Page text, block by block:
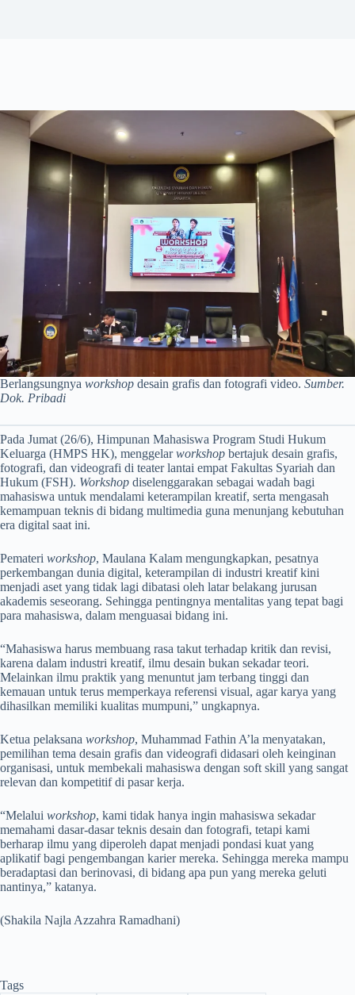
Berlangsungnya workshop desain grafis dan fotografi video. Sumber.
Dok. Pribadi
Pada Jumat (26/6), Himpunan Mahasiswa Program Studi Hukum
Keluarga (HMPS HK), menggelarworkshop bertajuk desain grafis,
fotografi, dan videografi di teater lantai empat Fakultas Syariah dan
Hukum (FSH). Workshop diselenggarakan sebagai wadah bagi
mahasiswa untuk mendalami keterampilan kreatif, serta mengasah
kemampuan teknis di bidang multimedia guna menunjang kebutuhan
era digital saat ini.
Pemateri workshop, Maulana Kalam mengungkapkan, pesatnya
perkembangan dunia digital, keterampilan di industri kreatif kini
menjadi aset yang tidak lagi dibatasi oleh latar belakang jurusan
akademis seseorang. Sehingga pentingnya mentalitas yang tepat bagi
para mahasiswa, dalam menguasai bidang ini.
“Mahasiswa harus membuang rasa takut terhadap kritik dan revisi,
karena dalam industri kreatif, ilmu desain bukan sekadar teori.
Melainkan ilmu praktik yang menuntut jam terbang tinggi dan
kemauan untuk terus memperkaya referensi visual, agar karya yang
dihasilkan memiliki kualitas mumpuni,” ungkapnya.
​Ketua pelaksana workshop, Muhammad Fathin A’la menyatakan,
pemilihan tema desain grafis dan videografi didasari oleh keinginan
organisasi, untuk membekali mahasiswa dengan soft skill yang sangat
relevan dan kompetitif di pasar kerja.
“Melalui workshop, kami tidak hanya ingin mahasiswa sekadar
memahami dasar-dasar teknis desain dan fotografi, tetapi kami
berharap ilmu yang diperoleh dapat menjadi pondasi kuat yang
aplikatif bagi pengembangan karier mereka. Sehingga mereka mampu
beradaptasi dan berinovasi, di bidang apa pun yang mereka geluti
nantinya,” katanya.
(Shakila Najla Azzahra Ramadhani)
Tags